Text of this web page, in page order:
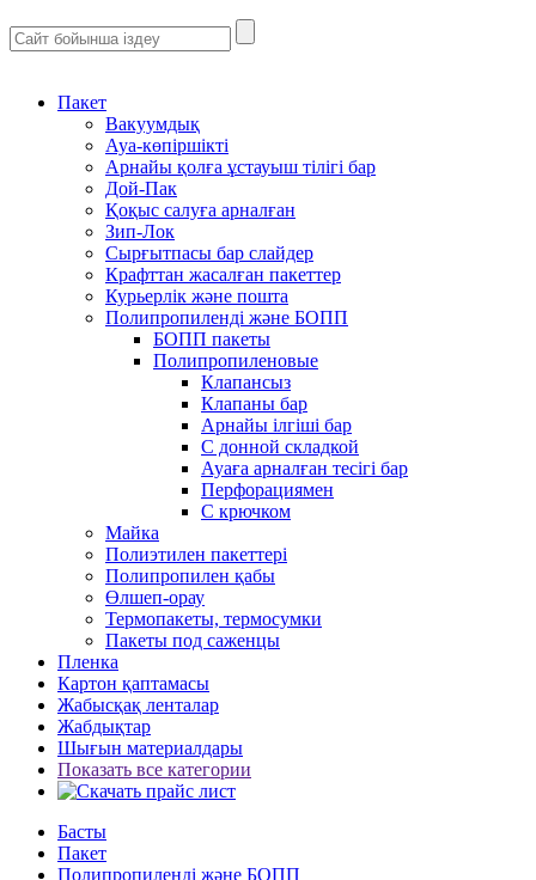
Пакет
Вакуумдық
Ауа-көпіршікті
Арнайы қолға ұстауыш тілігі бар
Дой-Пак
Қоқыс салуға арналған
Зип-Лок
Сырғытпасы бар слайдер
Крафттан жасалған пакеттер
Курьерлік және пошта
Полипропиленді және БОПП
БОПП пакеты
Полипропиленовые
Клапансыз
Клапаны бар
Арнайы ілгіші бар
С донной складкой
Ауаға арналған тесігі бар
Перфорациямен
С крючком
Майка
Полиэтилен пакеттері
Полипропилен қабы
Өлшеп-орау
Термопакеты, термосумки
Пакеты под саженцы
Пленка
Картон қаптамасы
Жабысқақ ленталар
Жабдықтар
Шығын материалдары
Показать все категории
Басты
Пакет
Полипропиленді және БОПП